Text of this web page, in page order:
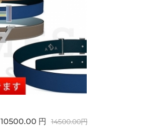
10500.00 円 14500.00円